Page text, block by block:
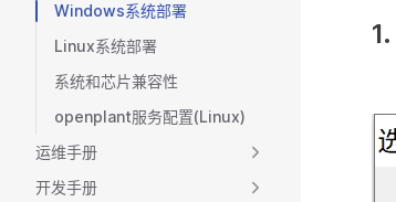
Windows系统部署
Linux系统部署
系统和芯片兼容性
openplant服务配置(Linux)
运维手册
开发手册
1.